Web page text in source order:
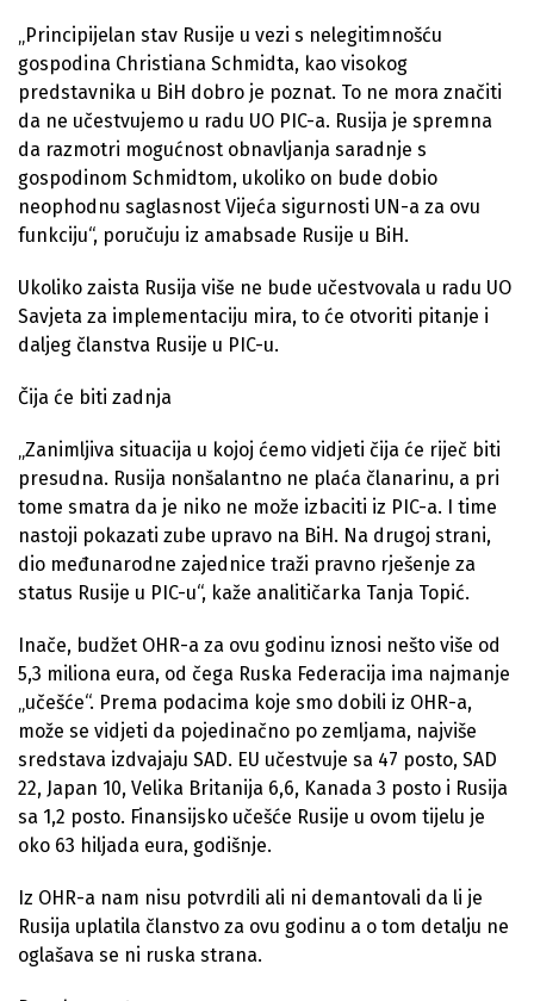
„Principijelan stav Rusije u vezi s nelegitimnošću
gospodina Christiana Schmidta, kao visokog
predstavnika u BiH dobro je poznat. To ne mora značiti
da ne učestvujemo u radu UO PIC-a. Rusija je spremna
da razmotri mogućnost obnavljanja saradnje s
gospodinom Schmidtom, ukoliko on bude dobio
neophodnu saglasnost Vijeća sigurnosti UN-a za ovu
funkciju“, poručuju iz amabsade Rusije u BiH.
Ukoliko zaista Rusija više ne bude učestvovala u radu UO
Savjeta za implementaciju mira, to će otvoriti pitanje i
daljeg članstva Rusije u PIC-u.
Čija će biti zadnja
„Zanimljiva situacija u kojoj ćemo vidjeti čija će riječ biti
presudna. Rusija nonšalantno ne plaća članarinu, a pri
tome smatra da je niko ne može izbaciti iz PIC-a. I time
nastoji pokazati zube upravo na BiH. Na drugoj strani,
dio međunarodne zajednice traži pravno rješenje za
status Rusije u PIC-u“, kaže analitičarka Tanja Topić.
Inače, budžet OHR-a za ovu godinu iznosi nešto više od
5,3 miliona eura, od čega Ruska Federacija ima najmanje
„učešće“. Prema podacima koje smo dobili iz OHR-a,
može se vidjeti da pojedinačno po zemljama, najviše
sredstava izdvajaju SAD. EU učestvuje sa 47 posto, SAD
22, Japan 10, Velika Britanija 6,6, Kanada 3 posto i Rusija
sa 1,2 posto. Finansijsko učešće Rusije u ovom tijelu je
oko 63 hiljada eura, godišnje.
Iz OHR-a nam nisu potvrdili ali ni demantovali da li je
Rusija uplatila članstvo za ovu godinu a o tom detalju ne
oglašava se ni ruska strana.